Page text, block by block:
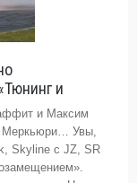
и
и Максим
Меркьюри… Увы,
Skyline с JZ, SR